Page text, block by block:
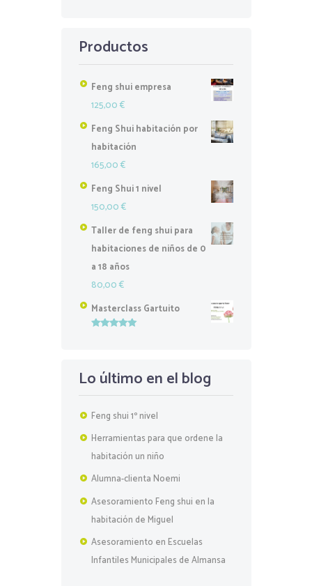
Productos
Feng shui empresa
125,00€
Feng Shui habitación por
habitación
165,00€
Feng Shui 1 nivel
150,00€
Taller de feng shui para
habitaciones de niños de 0
a 18 años
80,00€
Masterclass Gartuito
Lo último en el blog
Feng shui 1º nivel
Herramientas para que ordene la
habitación un niño
Alumna-clienta Noemi
Asesoramiento Feng shui en la
habitación de Miguel
Asesoramiento en Escuelas
Infantiles Municipales de Almansa